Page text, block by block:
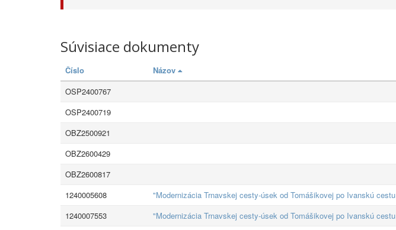
Súvisiace dokumenty
Číslo Názov
OSP2400767
OSP2400719
OBZ2500921
OBZ2600429
OBZ2600817
1240005608
"Modernizácia Trnavskej cesty-úsek od Tomášikovej po Ivanskú cestu
1240007553
"Modernizácia Trnavskej cesty-úsek od Tomášikovej po Ivanskú cestu